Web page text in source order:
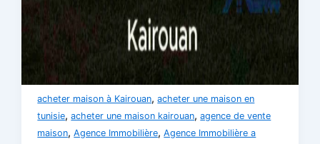
acheter maison à Kairouan,acheter une maison en
tunisie,acheter une maison kairouan,agence de vente
maison,Agence Immobilière,Agence Immobilière a